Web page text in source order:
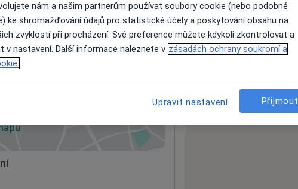
pro děti a dorost
v nové záložce
nám a našim partnerům používat soubory cookie (nebo podobné
ke shromažďování údajů pro statistické účely a poskytování obsahu na
zvyklostí při procházení. Své preference můžete kdykoli zkontrolovat a
v nastavení. Další informace naleznete v zásadách ochrany soukromí a
Upravit nastavení Přijmout